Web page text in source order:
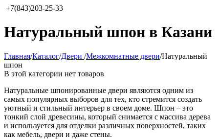
+7(843)203-25-33
Натуральный шпон в Казани
Главная/Каталог/Двери /Межкомнатные двери/Натуральный
шпон
В этой категории нет товаров
Натуральные шпонированные двери являются одним из
самых популярных выборов для тех, кто стремится создать
уютный и стильный интерьер в своем доме. Шпон – это
тонкий слой древесины, который снимается с массива дерева
и используется для отделки различных поверхностей, таких
как мебель, двери и даже стены.